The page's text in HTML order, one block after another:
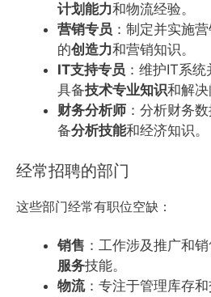
计划能力和物流经验。
营销专员 ：制定并实施
的创造力和营销知识。
IT支持专员 ：维护IT系
具备技术专业知识和解决
财务分析师 ：分析财务
备分析技能和经济知识。
经常招聘的部门
这些部门经常有职位空缺：
销售 ：工作涉及推广和
服务技能。
物流：专注于管理库存